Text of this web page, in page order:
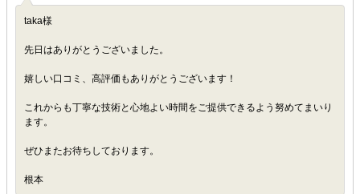
taka様
先日はありがとうございました。
嬉しい口コミ、高評価もありがとうございます！
これからも丁寧な技術と心地よい時間をご提供できるよう努めてまいり
ます。
ぜひまたお待ちしております。
根本